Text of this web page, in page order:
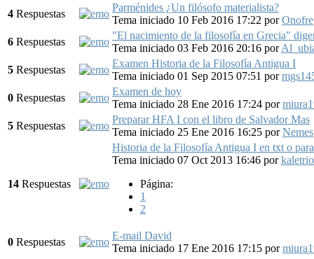
4 Respuestas
Parménides ¿Un filósofo materialista?
Tema iniciado 10 Feb 2016 17:22 porOnofre
6 Respuestas
"El nacimiento de la filosofía en Grecia"
Tema iniciado 03 Feb 2016 20:16 por
5 Respuestas
Examen Historia de la Filosofía Antigua I
Tema iniciado 01 Sep 2015 07:51 por
0 Respuestas
Examen de hoy
Tema iniciado 28 Ene 2016 17:24 por
5 Respuestas
Preparar HFA I con el libro de Salvador Mas
Tema iniciado 25 Ene 2016 16:25 porNemes
14 Respuestas
Historia de la Filosofía Antigua I en txt o
Tema iniciado 07 Oct 2013 16:46 porkaletrio
Página:
1
2
0 Respuestas
E-mail David
Tema iniciado 17 Ene 2016 17:15 por